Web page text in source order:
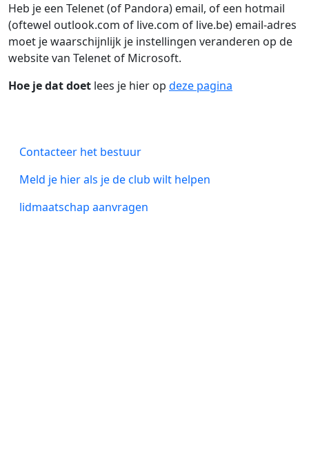
Heb je een Telenet (of Pandora) email, of een hotmail
(oftewel outlook.com of live.com of live.be) email-adres
moet je waarschijnlijk je instellingen veranderen op de
website van Telenet of Microsoft.
Hoe je dat doet lees je hier op deze pagina
Contacteer het bestuur
Meld je hier als je de club wilt helpen
lidmaatschap aanvragen